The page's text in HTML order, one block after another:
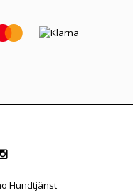
Hundtjänst